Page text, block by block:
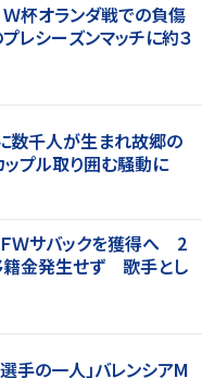
杯オランダ戦での負傷
レシーズンマッチに約３
数千人が生まれ故郷の
プル取り囲む騒動に
ＦＷサバックを獲得へ 2
金発生せず 歌手とし
手の一人」バレンシアM